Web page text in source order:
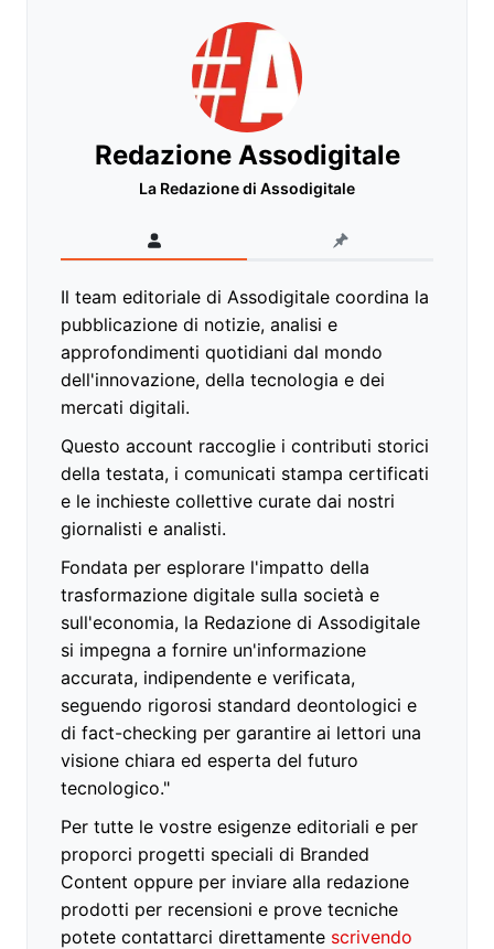
Redazione Assodigitale
La Redazione di Assodigitale
Il team editoriale di Assodigitale coordina la
pubblicazione di notizie, analisi e
approfondimenti quotidiani dal mondo
dell'innovazione, della tecnologia e dei
mercati digitali.
Questo account raccoglie i contributi storici
della testata, i comunicati stampa certificati
e le inchieste collettive curate dai nostri
giornalisti e analisti.
Fondata per esplorare l'impatto della
trasformazione digitale sulla società e
sull'economia, la Redazione di Assodigitale
si impegna a fornire un'informazione
accurata, indipendente e verificata,
seguendo rigorosi standard deontologici e
di fact-checking per garantire ai lettori una
visione chiara ed esperta del futuro
tecnologico."
Per tutte le vostre esigenze editoriali e per
proporci progetti speciali di Branded
Content oppure per inviare alla redazione
prodotti per recensioni e prove tecniche
potete contattarci direttamente scrivendo